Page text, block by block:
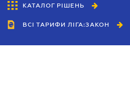
КАТАЛОГ РІШЕНЬ
ВСІ ТАРИФИ ЛІГА:ЗАКОН